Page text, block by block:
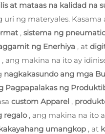
at mataas na kalidad na
uri ng materyales.
, sistema ng
ng Enerhiya , at
, ang makina na ito ay
nagkakasundo ang mga
Pagpapalakas ng
custom Apparel ,
regalo , ang makina na ito
umangkop , at